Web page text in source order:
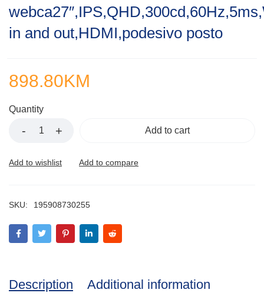
of
5
in and out,HDMI,podesivo posto
898.80KM
Quantity
Add to cart
SKU: 195908730255
Description Additional information